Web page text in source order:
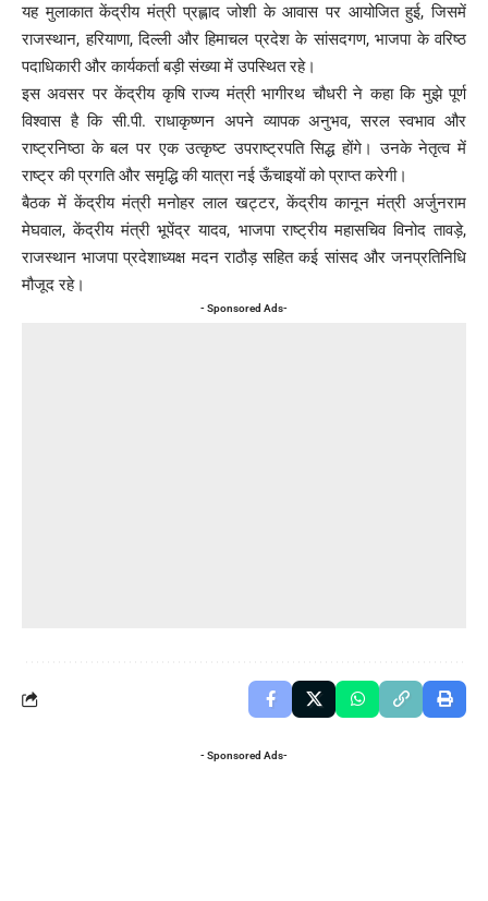
यह मुलाकात केंद्रीय मंत्री प्रह्लाद जोशी के आवास पर आयोजित हुई, जिसमें
राजस्थान, हरियाणा, दिल्ली और हिमाचल प्रदेश के सांसदगण, भाजपा के वरिष्ठ
पदाधिकारी और कार्यकर्ता बड़ी संख्या में उपस्थित रहे।
इस अवसर पर केंद्रीय कृषि राज्य मंत्री भागीरथ चौधरी ने कहा कि मुझे पूर्ण
विश्वास है कि सी.पी. राधाकृष्णन अपने व्यापक अनुभव, सरल स्वभाव और
राष्ट्रनिष्ठा के बल पर एक उत्कृष्ट उपराष्ट्रपति सिद्ध होंगे। उनके नेतृत्व में
राष्ट्र की प्रगति और समृद्धि की यात्रा नई ऊँचाइयों को प्राप्त करेगी।
बैठक में केंद्रीय मंत्री मनोहर लाल खट्टर, केंद्रीय कानून मंत्री अर्जुनराम
मेघवाल, केंद्रीय मंत्री भूपेंद्र यादव, भाजपा राष्ट्रीय महासचिव विनोद तावड़े,
राजस्थान भाजपा प्रदेशाध्यक्ष मदन राठौड़ सहित कई सांसद और जनप्रतिनिधि
मौजूद रहे।
- Sponsored Ads-
- Sponsored Ads-